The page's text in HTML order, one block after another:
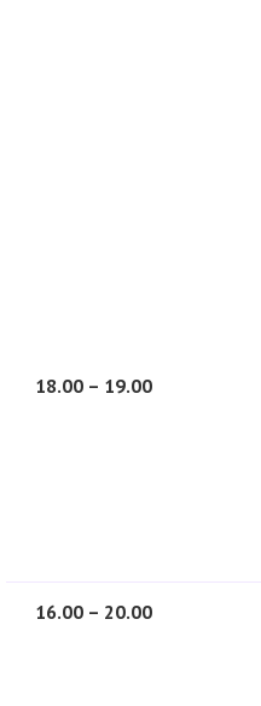
18.00 – 19.00
16.00 – 20.00